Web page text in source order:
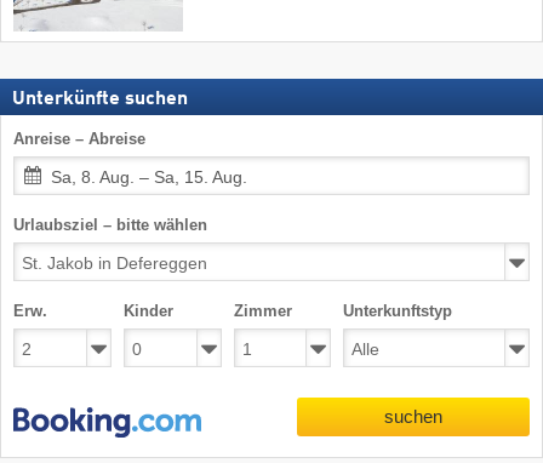
Unterkünfte suchen
Anreise – Abreise
Sa, 8. Aug. – Sa, 15. Aug.
Urlaubsziel – bitte wählen
Erw. Kinder Zimmer Unterkunftstyp
suchen